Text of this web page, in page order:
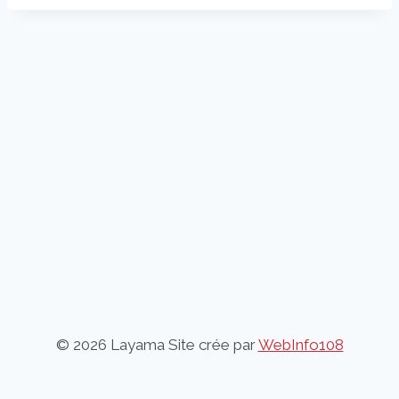
© 2026 Layama Site crée parWebInfo108